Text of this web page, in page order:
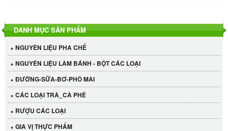
DANH MỤC SẢN PHẨM
NGUYÊN LIỆU PHA CHẾ
NGUYÊN LIỆU LÀM BÁNH - BỘT CÁC LOẠI
ĐƯỜNG-SỮA-BƠ-PHÔ MAI
CÁC LOẠI TRÀ_CÀ PHÊ
RƯỢU CÁC LOẠI
GIA VỊ THỰC PHẨM